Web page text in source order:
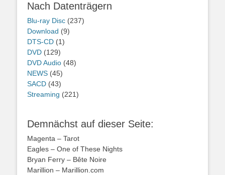
Nach Datenträgern
Blu-ray Disc (237)
Download (9)
DTS-CD (1)
DVD (129)
DVD Audio (48)
NEWS (45)
SACD (43)
Streaming (221)
Demnächst auf dieser Seite:
Magenta – Tarot
Eagles – One of These Nights
Bryan Ferry – Bête Noire
Marillion – Marillion.com